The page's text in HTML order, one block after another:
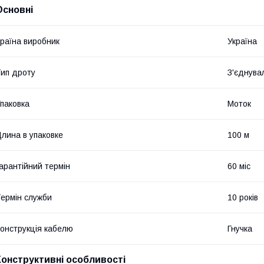
виробник Україна
дроту
Моток
в упаковке 100 м
термін 60 міс
служби 10 років
кабелю Гнучка
особливості